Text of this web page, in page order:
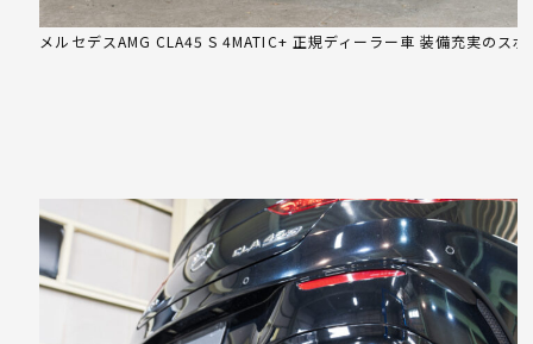
メルセデスAMG CLA45 S 4MATIC+ 正規ディーラー車 装備充実のス